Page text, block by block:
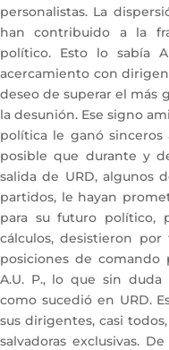
personalistas. La
han contribuido a la
político. Esto lo sabía
acercamiento con
deseo de superar el más
la desunión. Ese signo
política le ganó sinceros
posible que durante y
salida de URD, algunos
partidos, le hayan
para su futuro político,
cálculos, desistieron
posiciones de comando
A.U. P., lo que sin
como sucedió en URD.
sus dirigentes, casi
salvadoras exclusivas.